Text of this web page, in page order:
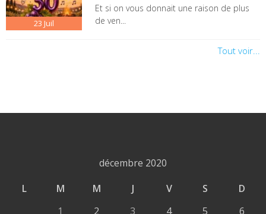
23 Juil
Et si on vous donnait une raison de plus
de ven...
Tout voir...
décembre 2020
L
M M J V S
D
1
2 3 4 5
6